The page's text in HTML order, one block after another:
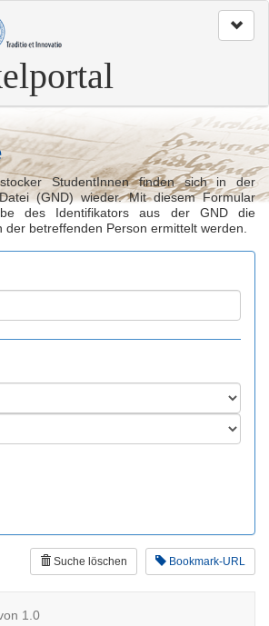
StudentInnen finden sich in der
(GND) wieder. Mit diesem Formular
des Identifikators aus der GND die
der betreffenden Person ermittelt werden.
Suche löschen Bookmark-URL
1.0